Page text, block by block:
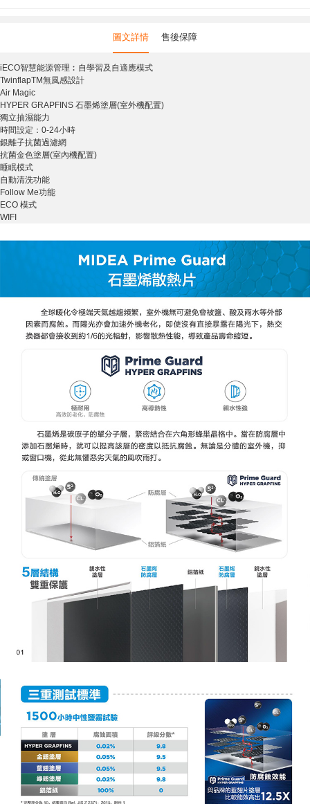
圖文詳情 售後保障
iECO智慧能源管理︰自學習及自適應模式
TwinflapTM無風感設計
Air Magic
HYPER GRAPFINS 石墨烯塗層(室外機配置)
獨立抽濕能力
時間設定：0-24小時
銀離子抗菌過濾網
抗菌金色塗層(室內機配置)
睡眠模式
自動清洗功能
Follow Me功能
ECO 模式
WIFI